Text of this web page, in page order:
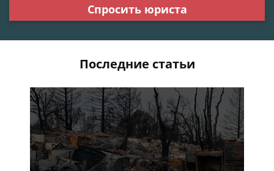
Спросить юриста
Последние статьи